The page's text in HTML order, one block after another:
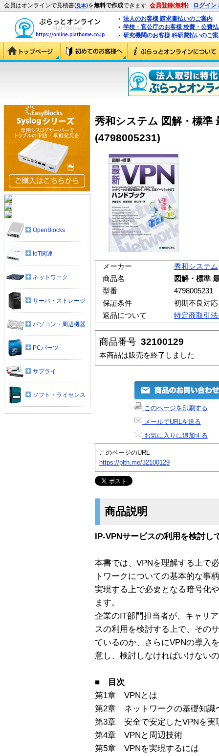
会員はオンラインで見積書(見本)を無料で作成できます 会員登録(無料) ログイン
法人のお客様 請求書払いのご案内
学校・官公庁のお客様 校費・公費
研究機関のお客様 科研費払いのご
秀和システム 図解・標準
(4798005231)
メーカー
秀和システム
商品名
図解・標準
型番
4798005231
保証条件
初期不良対
返品について
特定商取引
商品番号 32100129
本商品は販売を終了しました
このページを印刷する
メールでURLを送る
お気に入りに追加する
このページのURL
https://plth.me/32100129
商品説明
IP-VPNサービスの利用を検討し
本書では、VPNを理解する上で
トワークについての基本的な事
実現する上で必要となる暗号化
ます。
企業のIT部門担当者が、キャリ
スの利用を検討する上で、その
ているのか、さらにVPNの導入
意し、検討しなければいけない
■ 目次
第1章 VPNとは
第2章 ネットワークの基礎知識
第3章 安全で安定したVPNを実
第4章 VPNと周辺技術
第5章 VPNを実現するには
OpenBlocks
IoT関連
ネットワーク
サーバ・ストレージ
パソコン・周辺機器
PCパーツ
サプライ
ソフト・ライセンス